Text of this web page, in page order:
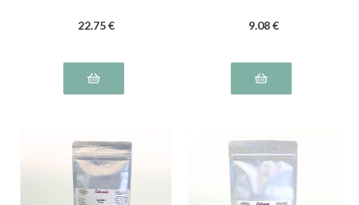
22.75 € 9.08 €